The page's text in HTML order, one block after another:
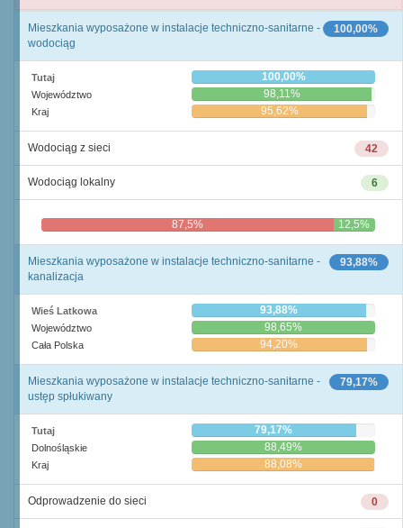
100,00%
Mieszkania wyposażone w instalacje techniczno-sanitarne -
wodociąg
Tutaj 100,00%
Województwo 98,11%
Kraj 95,62%
42
Wodociąg z sieci
6
Wodociąg lokalny
87,5% 12,5%
93,88%
Mieszkania wyposażone w instalacje techniczno-sanitarne -
kanalizacja
Wieś Latkowa 93,88%
Województwo 98,65%
Cała Polska 94,20%
79,17%
Mieszkania wyposażone w instalacje techniczno-sanitarne -
ustęp spłukiwany
Tutaj 79,17%
Dolnośląskie 88,49%
Kraj 88,08%
0
Odprowadzenie do sieci